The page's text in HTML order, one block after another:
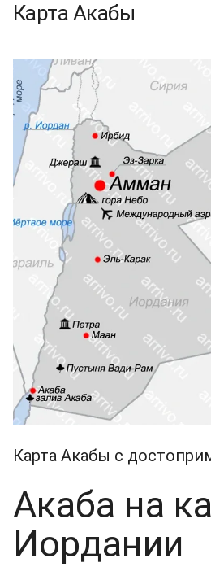
Карта Акабы
Карта Акабы с
Акаба на
Иордании